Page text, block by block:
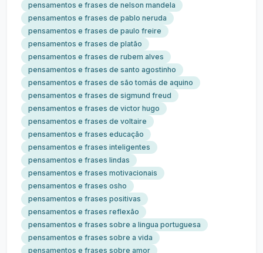
pensamentos e frases de nelson mandela
pensamentos e frases de pablo neruda
pensamentos e frases de paulo freire
pensamentos e frases de platão
pensamentos e frases de rubem alves
pensamentos e frases de santo agostinho
pensamentos e frases de são tomás de aquino
pensamentos e frases de sigmund freud
pensamentos e frases de victor hugo
pensamentos e frases de voltaire
pensamentos e frases educação
pensamentos e frases inteligentes
pensamentos e frases lindas
pensamentos e frases motivacionais
pensamentos e frases osho
pensamentos e frases positivas
pensamentos e frases reflexão
pensamentos e frases sobre a lingua portuguesa
pensamentos e frases sobre a vida
pensamentos e frases sobre amor